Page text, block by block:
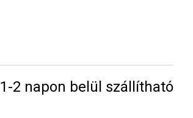
1-2 napon belül szállítható